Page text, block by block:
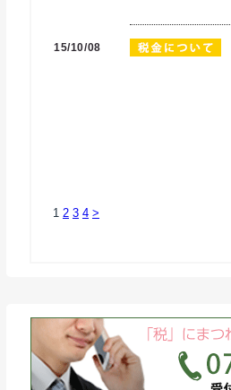
15/10/08
1 2 3 4 >